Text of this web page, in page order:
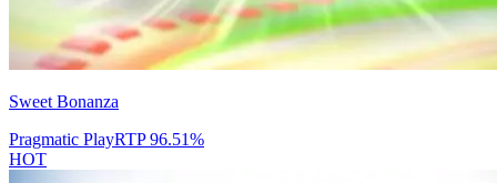
Sweet Bonanza
Pragmatic PlayRTP96.51%
HOT